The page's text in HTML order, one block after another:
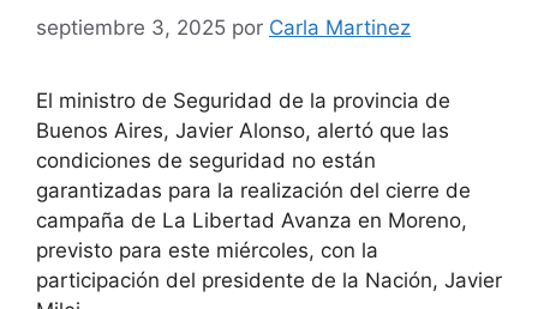
septiembre 3, 2025 por Carla Martinez
El ministro de Seguridad de la provincia de
Buenos Aires, Javier Alonso, alertó que las
condiciones de seguridad no están
garantizadas para la realización del cierre de
campaña de La Libertad Avanza en Moreno,
previsto para este miércoles, con la
participación del presidente de la Nación, Javier